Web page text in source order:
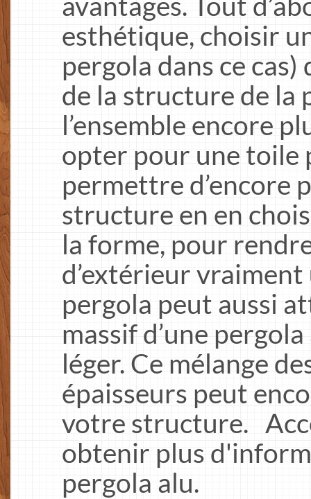
esthétique, choisir
pergola dans ce
de la structure de la
l’ensemble encore
opter pour une toile
permettre d’encore
structure en en
la forme, pour
d’extérieur
pergola peut aussi
massif d’une
léger. Ce mélange
épaisseurs peut
votre structure.
obtenir plus
pergola alu.